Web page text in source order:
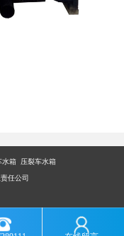
水箱 压裂车水箱
任公司